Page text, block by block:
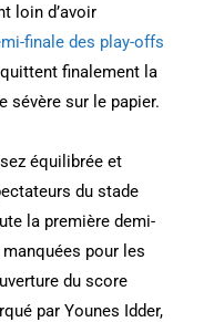
loin d’avoir
finale des play-offs
finalement la
sévère sur le papier.
équilibrée et
du stade
la première demi-
pour les
du score
par Younes Idder,